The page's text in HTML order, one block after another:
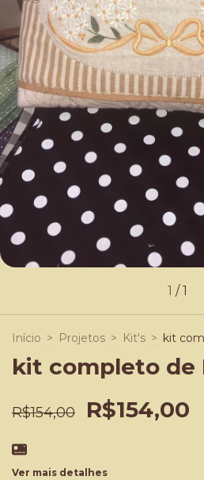
1 / 1
Início > Projetos > Kit's > kit
kit completo de
R$154,00 R$154,00
Ver mais detalhes